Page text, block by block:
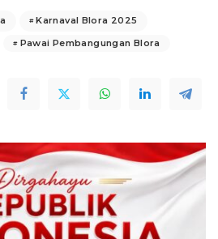
Karnaval Blora 2025
Pawai Pembangungan Blora